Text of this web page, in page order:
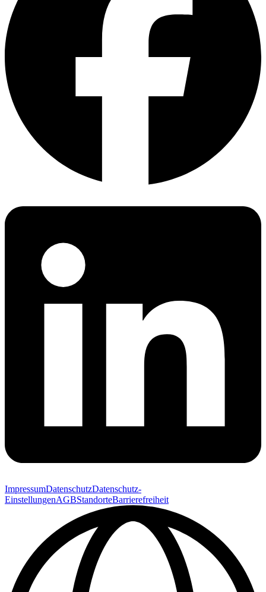
ImpressumDatenschutzDatenschutz-
EinstellungenAGBStandorteBarrierefreiheit